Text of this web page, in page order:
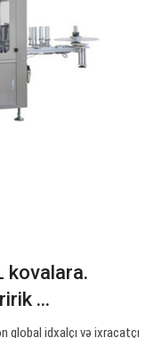
kovalara.
...
qlobal idxalçı və ixracatçı